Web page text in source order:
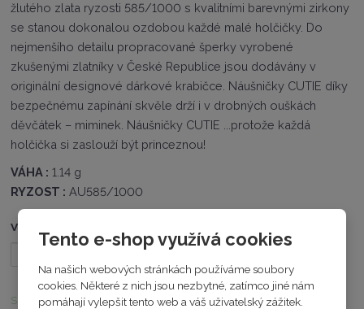
Tento e-shop využívá cookies
Na našich webových stránkách používáme soubory
cookies. Některé z nich jsou nezbytné, zatímco jiné nám
pomáhají vylepšit tento web a váš uživatelský zážitek.
v
ý
o
b
c
8
6
5
0
2
5
žlutého zlata ryzosti 585/1000 s kvalitními barevnými zirkony
se stanou dokonalou ozdobou každé malé holčičky. Do
nejmenšího detailu propracované šperky vyrobené
zkušenými zlatníky v České Republice jsou dodávány v
originální designové dárkové krabičce. Náušničky CUTIE díky
bezpečnému zapínání skvěle drží i v drobných ouškách
děvčátek – miminek. Náušničky CUTIE ...protože každá
holčička si zaslouží být princeznou!
VÁHA : 1.14 g
RYZOST : AU585/1000
Varianta
skladem